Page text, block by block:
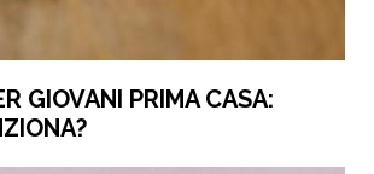
GIOVANI PRIMA CASA: